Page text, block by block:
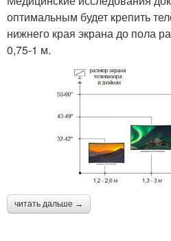
оптимальным будет крепить
нижнего края экрана до пола
0,75-1 м.
читать дальше →